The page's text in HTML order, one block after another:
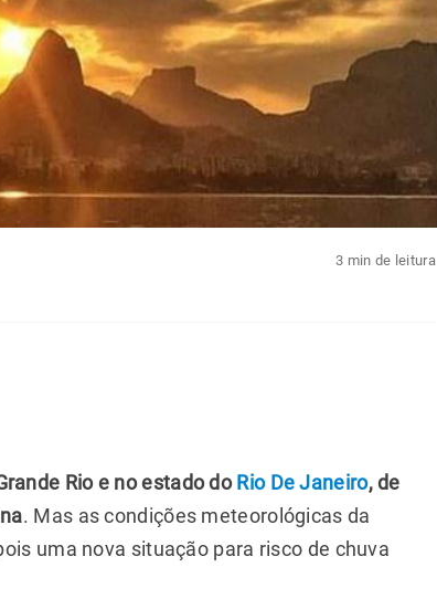
3 min de leitura
Rio e no estado doRio De Janeiro, de
. Mas as condições meteorológicas da
uma nova situação para risco de chuva